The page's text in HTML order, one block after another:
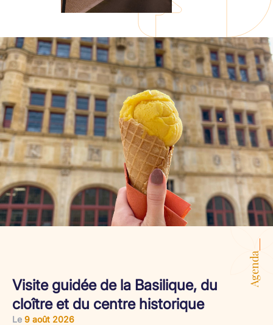
Agenda
Visite guidée de la Basilique, du
cloître et du centre historique
Le 9 août 2026